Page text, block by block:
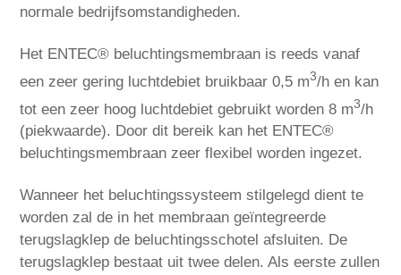
normale bedrijfsomstandigheden.
Het ENTEC® beluchtingsmembraan is reeds vanaf
een zeer gering luchtdebiet bruikbaar 0,5 m3/h en kan
tot een zeer hoog luchtdebiet gebruikt worden 8 m3/h
(piekwaarde). Door dit bereik kan het ENTEC®
beluchtingsmembraan zeer flexibel worden ingezet.
Wanneer het beluchtingssysteem stilgelegd dient te
worden zal de in het membraan geïntegreerde
terugslagklep de beluchtingsschotel afsluiten. De
terugslagklep bestaat uit twee delen. Als eerste zullen